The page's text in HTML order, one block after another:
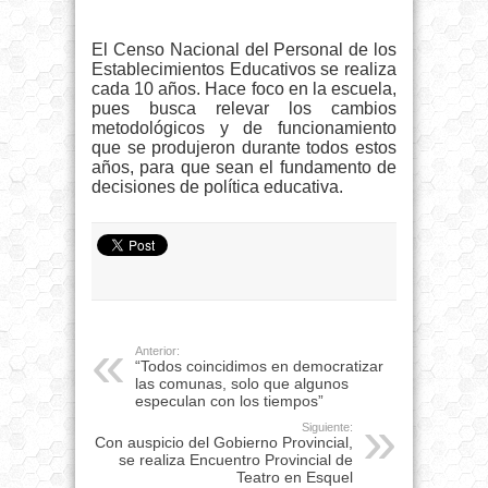
El Censo Nacional del Personal de los
Establecimientos Educativos se realiza
cada 10 años. Hace foco en la escuela,
pues busca relevar los cambios
metodológicos y de funcionamiento
que se produjeron durante todos estos
años, para que sean el fundamento de
decisiones de política educativa.
Anterior:
“Todos coincidimos en democratizar
las comunas, solo que algunos
especulan con los tiempos”
Siguiente:
Con auspicio del Gobierno Provincial,
se realiza Encuentro Provincial de
Teatro en Esquel